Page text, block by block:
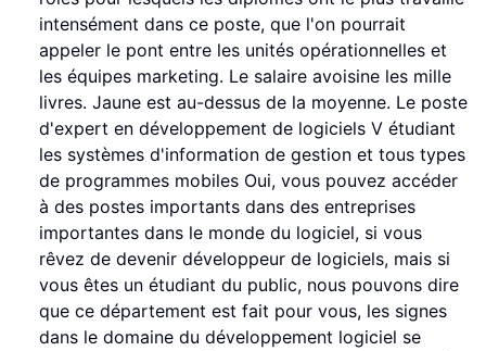
intensément dans ce poste, que l'on pourrait
appeler le pont entre les unités opérationnelles et
les équipes marketing. Le salaire avoisine les mille
livres. Jaune est au-dessus de la moyenne. Le poste
d'expert en développement de logiciels V étudiant
les systèmes d'information de gestion et tous types
de programmes mobiles Oui, vous pouvez accéder
à des postes importants dans des entreprises
importantes dans le monde du logiciel, si vous
rêvez de devenir développeur de logiciels, mais si
vous êtes un étudiant du public, nous pouvons dire
que ce département est fait pour vous, les signes
dans le domaine du développement logiciel se